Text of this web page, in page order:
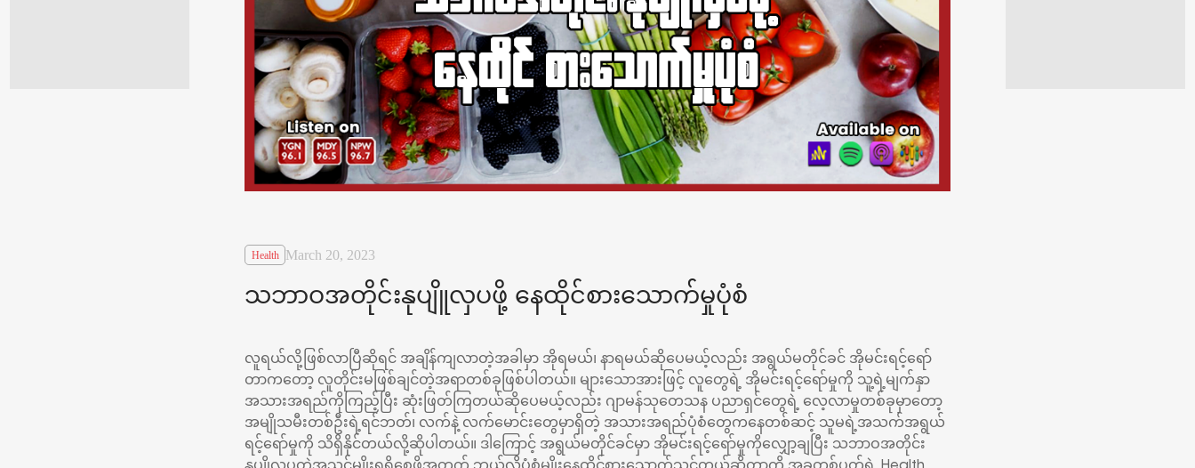
Health March 20, 2023
သဘာဝအတိုင်းနုပျိူလှပဖို့ နေထိုင်စားသောက်မှုပုံစံ
လူရယ်လို့ဖြစ်လာပြီဆိုရင် အချိန်ကျလာတဲ့အခါမှာ အိုရမယ်၊ နာရမယ်ဆိုပေမယ့်လည်း အရွယ်မတိုင်ခင် အိုမင်းရင့်ရော်
တာကတော့ လူတိုင်းမဖြစ်ချင်တဲ့အရာတစ်ခုဖြစ်ပါတယ်။ များသောအားဖြင့် လူတွေရဲ့ အိုမင်းရင့်ရော်မှုကို သူ့ရဲ့မျက်နှာ
အသားအရည်ကိုကြည့်ပြီး ဆုံးဖြတ်ကြတယ်ဆိုပေမယ့်လည်း ဂျာမန်သုတေသန ပညာရှင်တွေရဲ့ လေ့လာမှုတစ်ခုမှာတော့
အမျိုသမီးတစ်ဦးရဲ့ရင်ဘတ်၊ လက်နဲ့ လက်မောင်းတွေမှာရှိတဲ့ အသားအရည်ပုံစံတွေကနေတစ်ဆင့် သူမရဲ့အသက်အရွယ်
ရင့်ရော်မှုကို သိရှိနိုင်တယ်လို့ဆိုပါတယ်။ ဒါကြောင့် အရွယ်မတိုင်ခင်မှာ အိုမင်းရင့်ရော်မှုကိုလျှော့ချပြီး သဘာဝအတိုင်း